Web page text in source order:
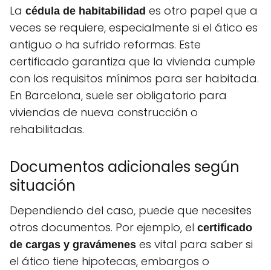
La cédula de habitabilidad es otro papel que a
veces se requiere, especialmente si el ático es
antiguo o ha sufrido reformas. Este
certificado garantiza que la vivienda cumple
con los requisitos mínimos para ser habitada.
En Barcelona, suele ser obligatorio para
viviendas de nueva construcción o
rehabilitadas.
Documentos adicionales según
situación
Dependiendo del caso, puede que necesites
otros documentos. Por ejemplo, el certificado
de cargas y gravámenes es vital para saber si
el ático tiene hipotecas, embargos o